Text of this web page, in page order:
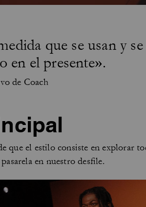
que se usan y
en el presente».
de Coach
que el estilo consiste en explorar
en nuestro desfile.